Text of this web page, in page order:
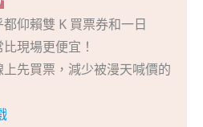
仰賴雙 K 買票券和一日
現場更便宜！
先買票，減少被漫天喊價的